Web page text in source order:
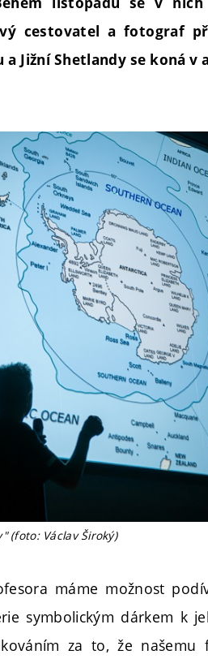
cestovatel a fotograf
Jižní Shetlandy se koná v
(foto: Václav Široký)
máme možnost
symbolickým dárkem k
za to, že našemu